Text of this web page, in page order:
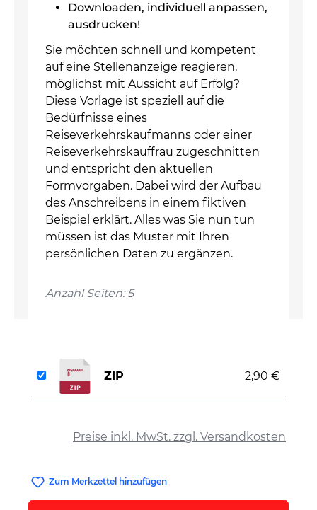
Downloaden, individuell anpassen,
ausdrucken!
Sie möchten schnell und kompetent
auf eine Stellenanzeige reagieren,
möglichst mit Aussicht auf Erfolg?
Diese Vorlage ist speziell auf die
Bedürfnisse eines
Reiseverkehrskaufmanns oder einer
Reiseverkehrskauffrau zugeschnitten
und entspricht den aktuellen
Formvorgaben. Dabei wird der Aufbau
des Anschreibens in einem fiktiven
Beispiel erklärt. Alles was Sie nun tun
müssen ist das Muster mit Ihren
persönlichen Daten zu ergänzen.
Anzahl Seiten: 5
Preise inkl. MwSt. zzgl. Versandkosten
ZIP 2,90 €
Zum Merkzettel hinzufügen